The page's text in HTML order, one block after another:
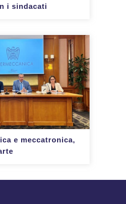
i sindacati
e meccatronica,